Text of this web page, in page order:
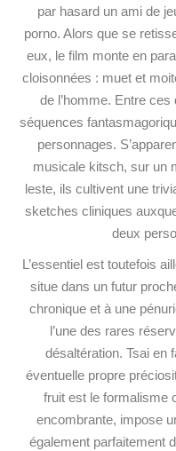
par hasard un ami de
porno. Alors que se
eux, le film monte en
cloisonnées : muet et
de l’homme. Entre
séquences
personnages.
musicale kitsch, sur un
leste, ils cultivent une
sketches cliniques
deux
L’essentiel est toutefois
situe dans un futur
chronique et à une
l’une des rares
désaltération. Tsai en
éventuelle propre
fruit est le formalisme
encombrante, impose
également parfaitement